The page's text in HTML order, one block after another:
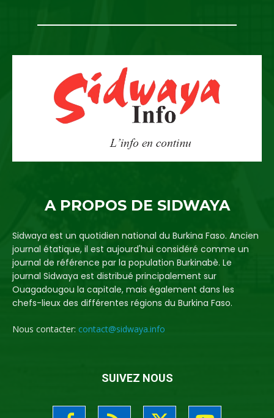
A PROPOS DE SIDWAYA
Sidwaya est un quotidien national du Burkina Faso. Ancien
journal étatique, il est aujourd'hui considéré comme un
journal de référence par la population Burkinabè. Le
journal Sidwaya est distribué principalement sur
Ouagadougou la capitale, mais également dans les
chefs-lieux des différentes régions du Burkina Faso.
Nous contacter: contact@sidwaya.info
SUIVEZ NOUS